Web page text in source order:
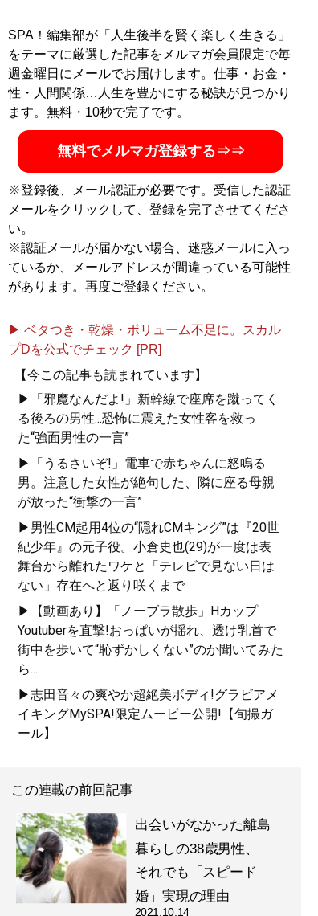
の秘訣マガジン 」をLINEで配信中。公式ホームページ
「 結婚につながる恋のコンサルタント 山本早織」（Xア
カウント:@yamamotosaori_ ）
記事一覧へ
SPA！編集部が「人生後半を賢く楽しく生きる」
をテーマに厳選した記事をメルマガ会員限定で毎
週金曜日にメールでお届けします。仕事・お金・
性・人間関係…人生を豊かにする秘訣が見つかり
ます。無料・10秒で完了です。
無料でメルマガ登録する⇒⇒
※登録後、メール認証が必要です。受信した認証
メールをクリックして、登録を完了させてくださ
い。
※認証メールが届かない場合、迷惑メールに入っ
ているか、メールアドレスが間違っている可能性
があります。再度ご登録ください。
▶ ベタつき・乾燥・ボリューム不足に。スカル
プDを公式でチェック [PR]
【今この記事も読まれています】
▶「邪魔なんだよ!」新幹線で座席を蹴ってく
る後ろの男性...恐怖に震えた女性客を救っ
た“強面男性の一言”
▶「うるさいぞ!」電車で赤ちゃんに怒鳴る
男。注意した女性が絶句した、隣に座る母親
が放った“衝撃の一言”
▶男性CM起用4位の“隠れCMキング”は『20世
紀少年』の元子役。小倉史也(29)が一度は表
舞台から離れたワケと「テレビで見ない日は
ない」存在へと返り咲くまで
▶【動画あり】「ノーブラ散歩」Hカップ
Youtuberを直撃!おっぱいが揺れ、透け乳首で
街中を歩いて“恥ずかしくない”のか聞いてみた
ら...
▶志田音々の爽やか超絶美ボディ!グラビアメ
イキングMySPA!限定ムービー公開!【旬撮ガ
ール】
この連載の前回記事
出会いがなかった離島
暮らしの38歳男性、
それでも「スピード
婚」実現の理由
2021.10.14